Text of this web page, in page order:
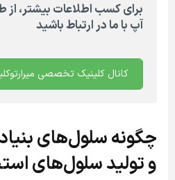
برای کسب اطلاعات بیشتر،
آپ با ما در ارتباط باشید
کانال کلینیک تخصصی
چگونه سلول‌های
و تولید سلول‌های